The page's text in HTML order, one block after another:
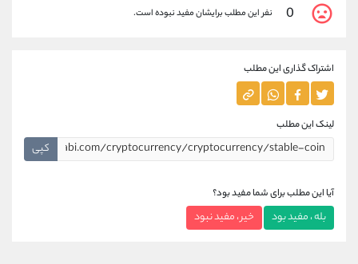
0 نفر این مطلب برایشان مفید نبوده است.
اشتراک گذاری این مطلب
لینک این مطلب
کپی
آیا این مطلب برای شما مفید بود؟
بله ، مفید بود خیر ، مفید نبود